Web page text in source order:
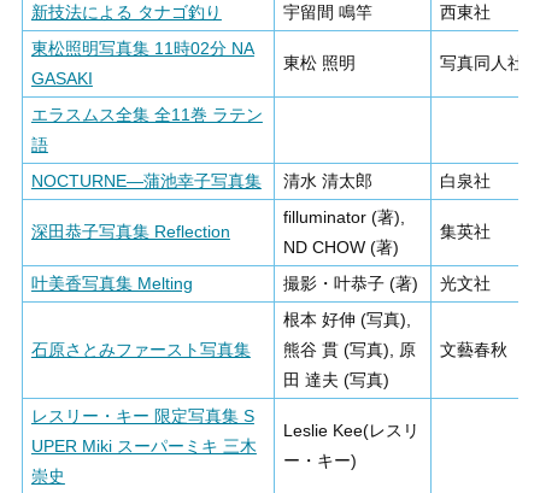
新技法による タナゴ釣り 宇留間 鳴竿
西東社
東松照明写真集 11時02分 NA
GASAKI
東松 照明 写真同人社
エラスムス全集 全11巻 ラテン
語
NOCTURNE―蒲池幸子写真集
清水 清太郎 白泉社
深田恭子写真集 Reflection
filluminator (著),
ND CHOW (著)
集英社
叶美香写真集 Melting 撮影・叶恭子 (著) 光文社
石原さとみファースト写真集
根本 好伸 (写真),
熊谷 貫 (写真), 原
田 達夫 (写真)
文藝春秋
レスリー・キー 限定写真集 S
UPER Miki スーパーミキ 三木
崇史
Leslie Kee(レスリ
ー・キー)